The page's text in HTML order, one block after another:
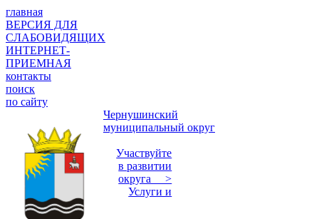
главная
ВЕРСИЯ ДЛЯ
СЛАБОВИДЯЩИХ
ИНТЕРНЕТ-
ПРИЕМНАЯ
контакты
поиск
по сайту
Чернушинский
муниципальный округ
Участвуйте
в развитии
округа >
Услуги и